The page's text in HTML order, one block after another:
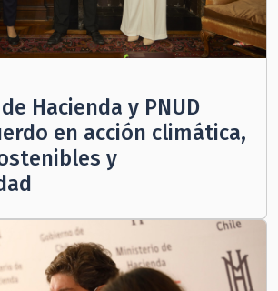
Hacienda y PNUD
en acción climática,
y